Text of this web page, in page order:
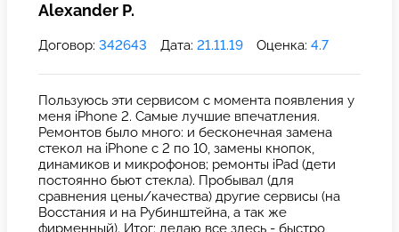
Alexander P.
Договор: 342643 Дата: 21.11.19 Оценка: 4.7
Пользуюсь эти сервисом с момента появления у
меня iPhone 2. Самые лучшие впечатления.
Ремонтов было много: и бесконечная замена
стекол на iPhone с 2 по 10, замены кнопок,
динамиков и микрофонов; ремонты iPad (дети
постоянно бьют стекла). Пробывал (для
сравнения цены/качества) другие сервисы (на
Восстания и на Рубинштейна, а так же
фирменный). Итог: делаю все здесь - быстро,